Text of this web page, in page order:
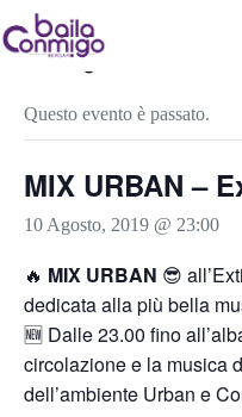
Salta
al
contenuto
« Tutti gli Eventi
Questo evento è passato.
MIX URBAN –
10 Agosto, 2019 @ 23:00
🔥 MIX URBAN 😎
dedicata alla più bella
🆕 Dalle 23.00 fino
circolazione e la musica
dell’ambiente Urban e